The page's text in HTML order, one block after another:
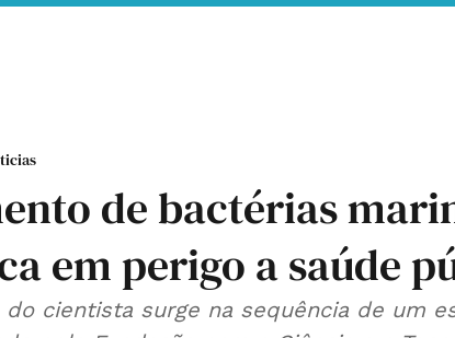
de bactérias
em perigo a saúde
do cientista surge na sequência de um